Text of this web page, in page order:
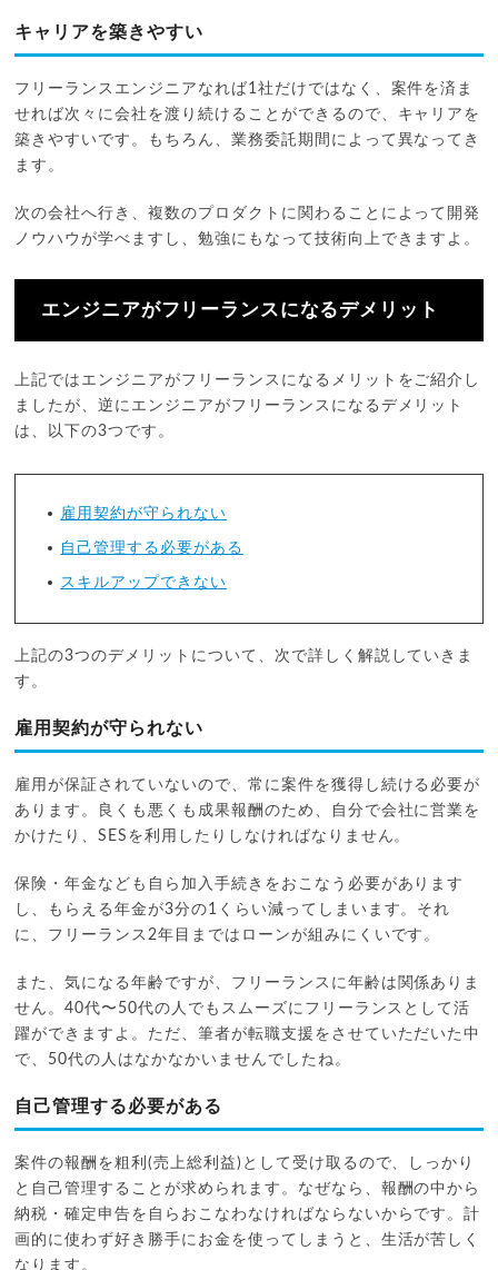
キャリアを築きやすい
フリーランスエンジニアなれば1社だけではなく、案件を済ま
せれば次々に会社を渡り続けることができるので、キャリアを
築きやすいです。もちろん、業務委託期間によって異なってき
ます。
次の会社へ行き、複数のプロダクトに関わることによって開発
ノウハウが学べますし、勉強にもなって技術向上できますよ。
エンジニアがフリーランスになるデメリット
上記ではエンジニアがフリーランスになるメリットをご紹介し
ましたが、逆にエンジニアがフリーランスになるデメリット
は、以下の3つです。
雇用契約が守られない
自己管理する必要がある
スキルアップできない
上記の3つのデメリットについて、次で詳しく解説していきま
す。
雇用契約が守られない
雇用が保証されていないので、常に案件を獲得し続ける必要が
あります。良くも悪くも成果報酬のため、自分で会社に営業を
かけたり、SESを利用したりしなければなりません。
保険・年金なども自ら加入手続きをおこなう必要があります
し、もらえる年金が3分の1くらい減ってしまいます。それ
に、フリーランス2年目まではローンが組みにくいです。
また、気になる年齢ですが、フリーランスに年齢は関係ありま
せん。40代〜50代の人でもスムーズにフリーランスとして活
躍ができますよ。ただ、筆者が転職支援をさせていただいた中
で、50代の人はなかなかいませんでしたね。
自己管理する必要がある
案件の報酬を粗利(売上総利益)として受け取るので、しっかり
と自己管理することが求められます。なぜなら、報酬の中から
納税・確定申告を自らおこなわなければならないからです。計
画的に使わず好き勝手にお金を使ってしまうと、生活が苦しく
なります。